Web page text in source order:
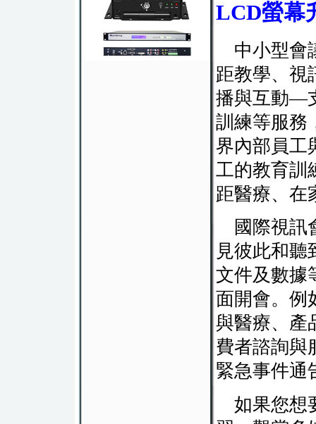
LCD螢幕
中小型會
距教學、視
播與互動—
訓練等服務
界內部員工
工的教育訓
距醫療、在
國際視訊
見彼此和聽
文件及數據
面開會。例
與醫療、產
費者諮詢與
緊急事件通
如果您想